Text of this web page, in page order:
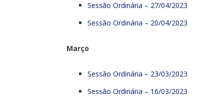
Sessão Ordinária – 27/04/2023
Sessão Ordinária – 20/04/2023
Março
Sessão Ordinária – 23/03/2023
Sessão Ordinária – 16/03/2023